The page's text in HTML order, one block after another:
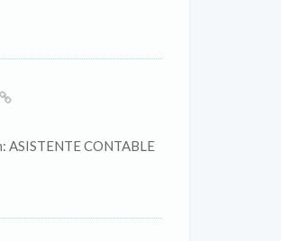
ASISTENTE CONTABLE